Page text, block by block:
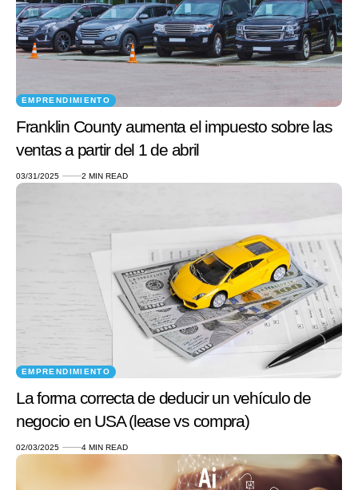
EMPRENDIMIENTO
Franklin County aumenta el impuesto sobre las
ventas a partir del 1 de abril
03/31/2025 2 MIN READ
EMPRENDIMIENTO
La forma correcta de deducir un vehículo de
negocio en USA (lease vs compra)
02/03/2025 4 MIN READ